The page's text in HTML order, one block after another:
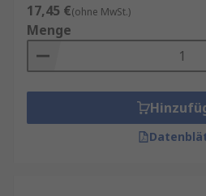
17,45 €(ohne MwSt.)
Menge